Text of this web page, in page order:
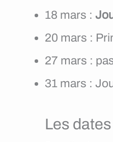
18 mars :
20 mars :
27 mars :
31 mars :
Les